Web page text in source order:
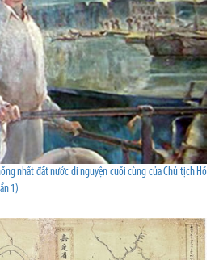
nhất đất nước di nguyện cuối cùng của Chủ tịch Hồ
1)